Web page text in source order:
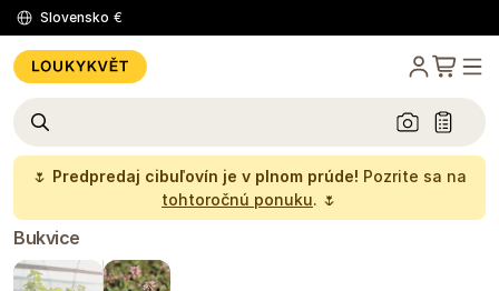
Slovensko €
🌷 Predpredaj cibuľovín je v plnom prúde! Pozrite sa na
tohtoročnú ponuku. 🌷
Bukvice